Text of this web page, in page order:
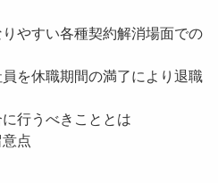
やすい各種契約解消場面での
を休職期間の満了により退職
行うべきこととは
点